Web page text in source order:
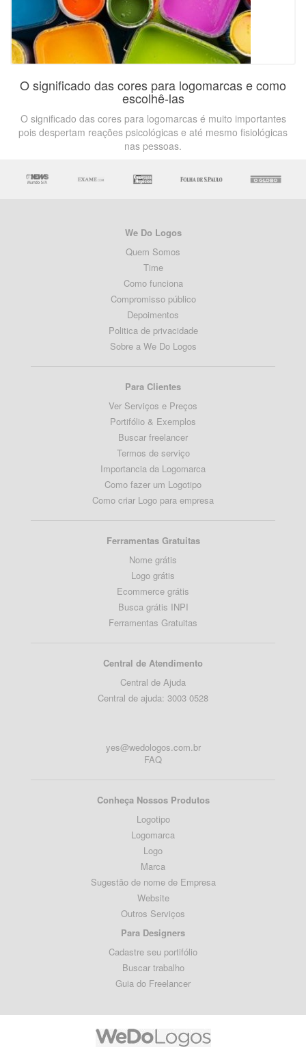
O significado das cores para logomarcas e como
escolhê-las
O significado das cores para logomarcas é muito importantes
pois despertam reações psicológicas e até mesmo fisiológicas
nas pessoas.
We Do Logos
Quem Somos
Time
Como funciona
Compromisso público
Depoimentos
Politica de privacidade
Sobre a We Do Logos
Para Clientes
Ver Serviços e Preços
Portifólio & Exemplos
Buscar freelancer
Termos de serviço
Importancia da Logomarca
Como fazer um Logotipo
Como criar Logo para empresa
Ferramentas Gratuitas
Nome grátis
Logo grátis
Ecommerce grátis
Busca grátis INPI
Ferramentas Gratuitas
Central de Atendimento
Central de Ajuda
Central de ajuda: 3003 0528
yes@wedologos.com.br
FAQ
Conheça Nossos Produtos
Logotipo
Logomarca
Logo
Marca
Sugestão de nome de Empresa
Website
Outros Serviços
Para Designers
Cadastre seu portifólio
Buscar trabalho
Guia do Freelancer